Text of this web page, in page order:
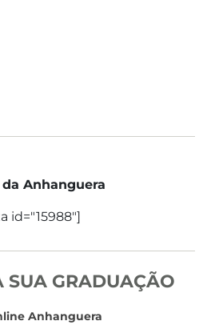
Anhanguera
id="15988"]
SUA GRADUAÇÃO
Anhanguera